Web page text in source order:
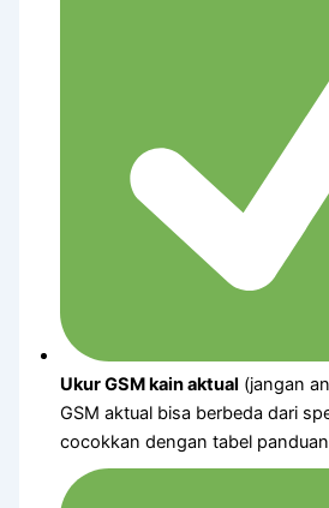
Ukur GSM kain aktual (jangan
GSM aktual bisa berbeda dari
cocokkan dengan tabel